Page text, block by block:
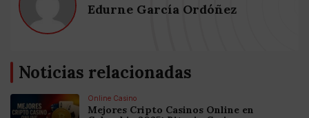
Edurne García Ordóñez
Noticias relacionadas
Online Casino
Mejores Cripto Casinos Online en